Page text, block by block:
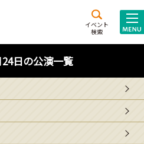
イベント
検索
西新井
化ホール日の公演一覧